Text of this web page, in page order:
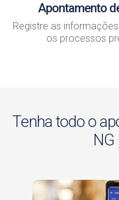
Apontamento
Registre as
os processos
Tenha todo o
NG